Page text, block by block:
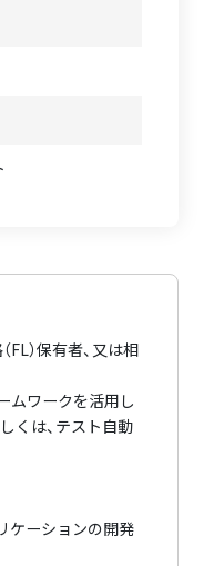
FL）保有者、又は相
ムワークを活用し
くは、テスト自動
ケーションの開発